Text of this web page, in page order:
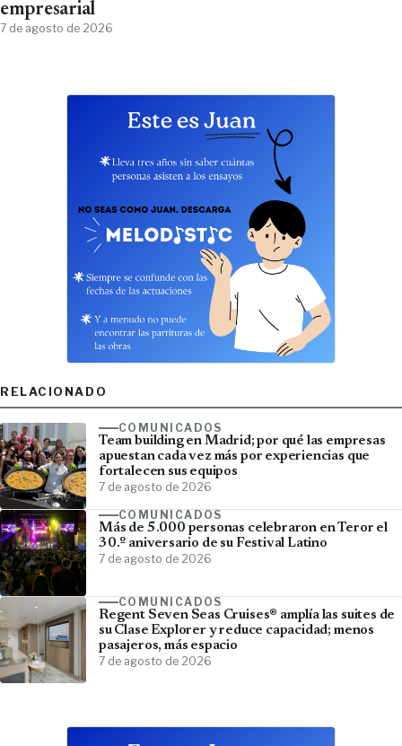
empresarial
7 de agosto de 2026
RELACIONADO
COMUNICADOS
Team building en Madrid; por qué las empresas
apuestan cada vez más por experiencias que
fortalecen sus equipos
7 de agosto de 2026
COMUNICADOS
Más de 5.000 personas celebraron en Teror el
30.º aniversario de su Festival Latino
7 de agosto de 2026
COMUNICADOS
Regent Seven Seas Cruises® amplía las suites de
su Clase Explorer y reduce capacidad; menos
pasajeros, más espacio
7 de agosto de 2026